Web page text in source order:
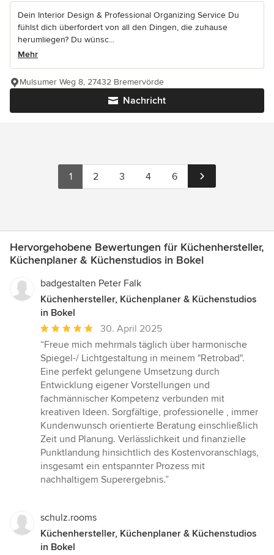
Dein Interior Design & Professional Organizing Service Du
fühlst dich überfordert von all den Dingen, die zuhause
herumliegen? Du wünsc...
Mehr
Nachricht
Mulsumer Weg 8, 27432 Bremervörde
1 2 3 4 6
Hervorgehobene Bewertungen für Küchenhersteller,
Küchenplaner & Küchenstudios in Bokel
badgestalten Peter Falk
Küchenhersteller, Küchenplaner & Küchenstudios
in Bokel
Durchschnittliche
Bewertung:
5
von
5
Sternen
30. April 2025
“Freue mich mehrmals täglich über harmonische
Spiegel-/ Lichtgestaltung in meinem "Retrobad".
Eine perfekt gelungene Umsetzung durch
Entwicklung eigener Vorstellungen und
fachmännischer Kompetenz verbunden mit
kreativen Ideen. Sorgfältige, professionelle , immer
Kundenwunsch orientierte Beratung einschließlich
Zeit und Planung. Verlässlichkeit und finanzielle
Punktlandung hinsichtlich des Kostenvoranschlags,
insgesamt ein entspannter Prozess mit
nachhaltigem Superergebnis.”
schulz.rooms
Küchenhersteller, Küchenplaner & Küchenstudios
in Bokel